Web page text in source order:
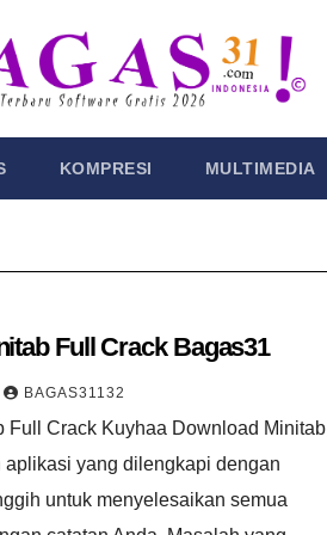
KOMPRESI MULTIMEDIA
Full Crack​ Bagas31
BAGAS31132
Full Crack​ Kuyhaa Download Minitab
aplikasi yang dilengkapi dengan
untuk menyelesaikan semua